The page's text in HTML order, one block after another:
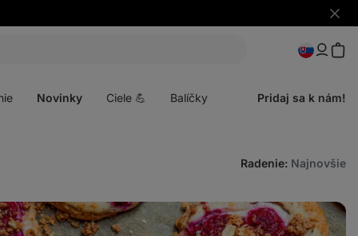
Skryť
Novinky Ciele 💪 Balíčky Pridaj sa k nám!
Radenie: Najnovšie